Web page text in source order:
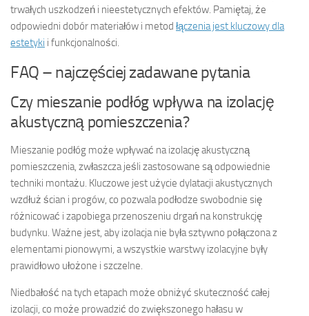
trwałych uszkodzeń i nieestetycznych efektów. Pamiętaj, że
odpowiedni dobór materiałów i metod łączenia jest kluczowy dla
estetyki i funkcjonalności.
FAQ – najczęściej zadawane pytania
Czy mieszanie podłóg wpływa na izolację
akustyczną pomieszczenia?
Mieszanie podłóg może wpływać na izolację akustyczną
pomieszczenia, zwłaszcza jeśli zastosowane są odpowiednie
techniki montażu. Kluczowe jest użycie dylatacji akustycznych
wzdłuż ścian i progów, co pozwala podłodze swobodnie się
różnicować i zapobiega przenoszeniu drgań na konstrukcję
budynku. Ważne jest, aby izolacja nie była sztywno połączona z
elementami pionowymi, a wszystkie warstwy izolacyjne były
prawidłowo ułożone i szczelne.
Niedbałość na tych etapach może obniżyć skuteczność całej
izolacji, co może prowadzić do zwiększonego hałasu w